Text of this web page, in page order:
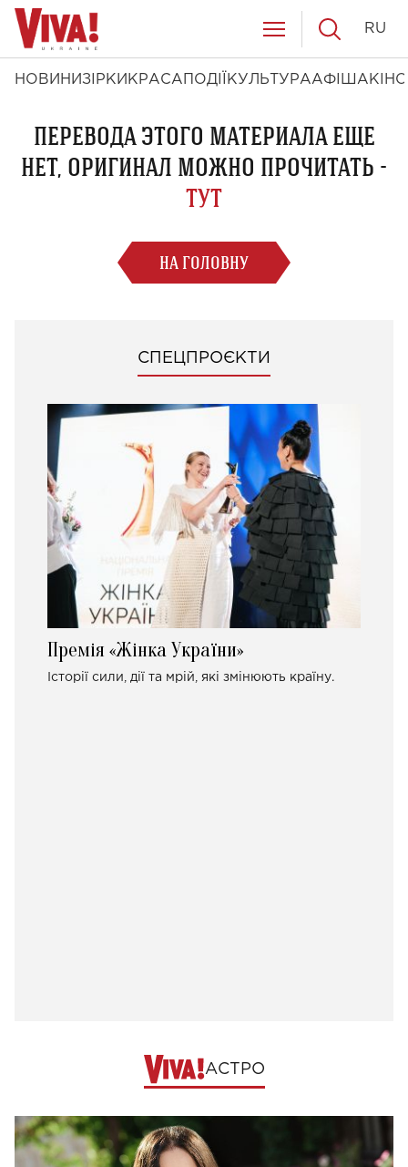
НОВИНИ ЗІРКИ КРАСА ПОДІЇ КУЛЬТУРААФІША КІНО
RU
ПЕРЕВОДА ЭТОГО МАТЕРИАЛА ЕЩЕ
НЕТ, ОРИГИНАЛ МОЖНО ПРОЧИТАТЬ -
ТУТ
НА ГОЛОВНУ
СПЕЦПРОЄКТИ
Премія «Жінка України»
Історії сили, дії та мрій, які змінюють країну.
АСТРО